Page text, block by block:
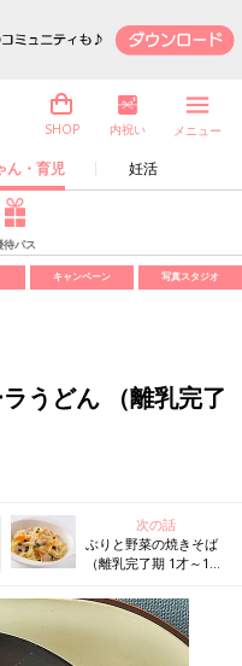
ん・育児 妊活
SHOP 内祝い メニュー
待パス
キャンペーン 写真スタジオ
うどん （離乳完了
次の話
ぶりと野菜の焼きそば
（離乳完了期 1才～1才